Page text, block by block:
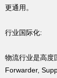
更通用。
行业国际化:
物流行业是高度
Forwarder,